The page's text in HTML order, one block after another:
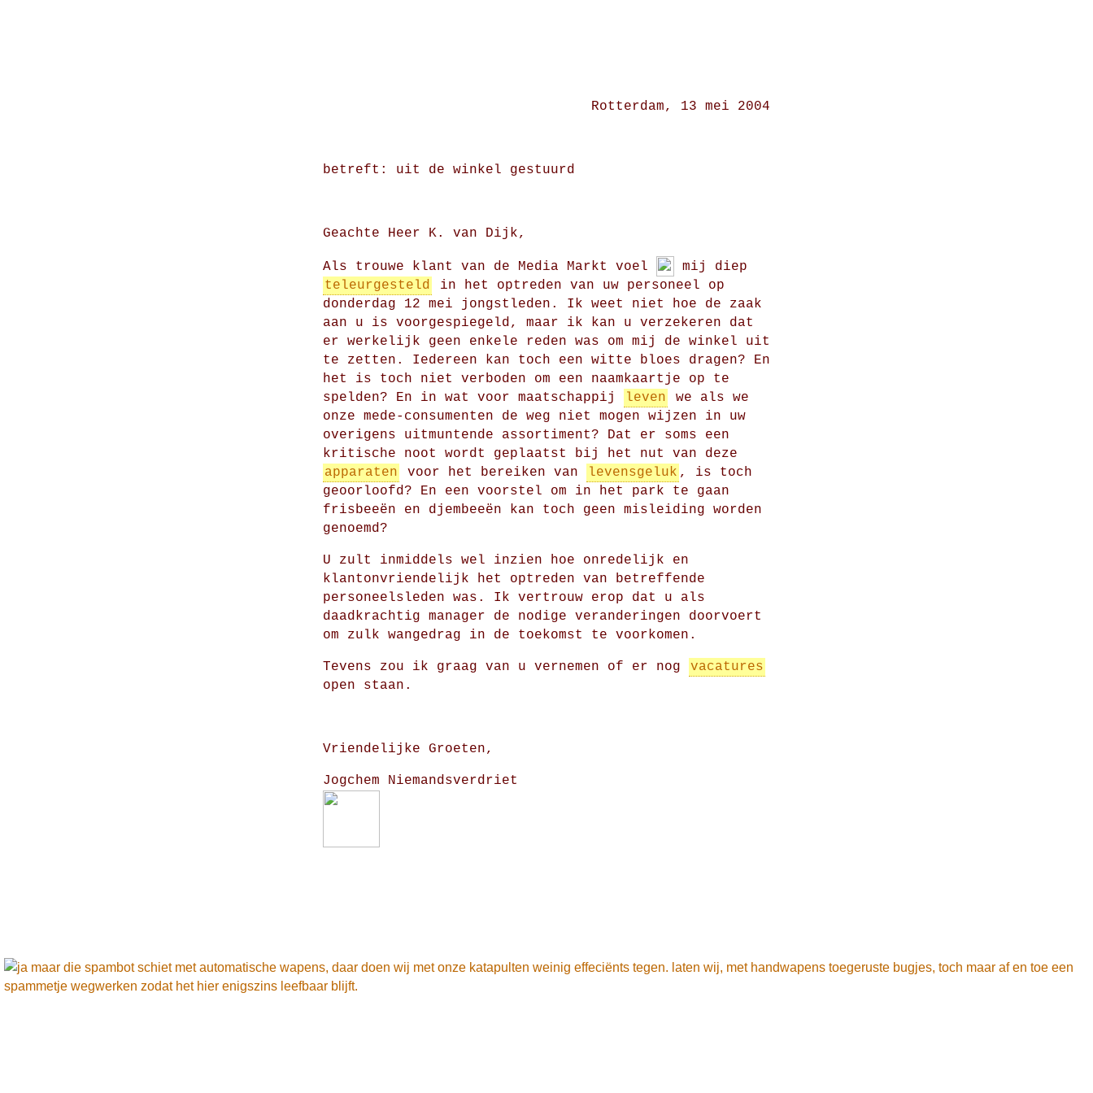
Rotterdam, 13 mei 2004
betreft: uit de winkel gestuurd
Geachte Heer K. van Dijk,
Als trouwe klant van de Media Markt voel
mij diep
teleurgesteld
in het optreden van uw personeel op
donderdag 12 mei jongstleden. Ik weet niet hoe de zaak
aan u is voorgespiegeld, maar ik kan u verzekeren dat
er werkelijk geen enkele reden was om mij de winkel uit
te zetten. Iedereen kan toch een witte bloes dragen? En
het is toch niet verboden om een naamkaartje op te
spelden? En in wat voor maatschappij
leven
we als we
onze mede-consumenten de weg niet mogen wijzen in uw
overigens uitmuntende assortiment? Dat er soms een
kritische noot wordt geplaatst bij het nut van deze
apparaten
voor het bereiken van levensgeluk , is toch
geoorloofd? En een voorstel om in het park te gaan
frisbeeën en djembeeën kan toch geen misleiding worden
genoemd?
U zult inmiddels wel inzien hoe onredelijk en
klantonvriendelijk het optreden van betreffende
personeelsleden was. Ik vertrouw erop dat u als
daadkrachtig manager de nodige veranderingen doorvoert
om zulk wangedrag in de toekomst te voorkomen.
Tevens zou ik graag van u vernemen of er nog
vacatures
open staan.
Vriendelijke Groeten,
Jogchem Niemandsverdriet